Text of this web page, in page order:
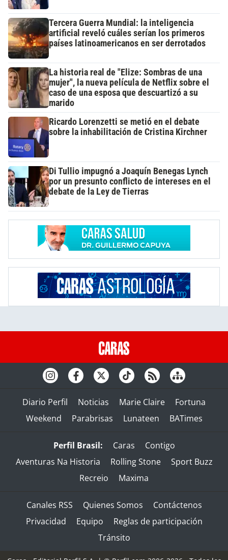
Tercera Guerra Mundial: la inteligencia
artificial reveló cuáles serían los primeros
países latinoamericanos en ser derrotados
La historia real de "Elize: Sombras de una
mujer", la nueva película de Netflix sobre el
caso de una esposa que descuartizó a su
marido
Ricardo Lorenzetti se metió en el debate
sobre la inhabilitación de Cristina Kirchner
Di Tullio impugnó a Joaquín Benegas Lynch
por un presunto conflicto de intereses en el
debate de la Ley de Tierras
Diario Perfil Noticias Marie Claire
Fortuna
Weekend
Parabrisas Lunateen BATimes
Perfil Brasil: Caras
Contigo
Aventuras Na Historia
Rolling Stone
Sport Buzz
Recreio
Maxima
Canales RSS Quienes Somos
Contáctenos
Privacidad
Equipo
Reglas de participación
Tránsito